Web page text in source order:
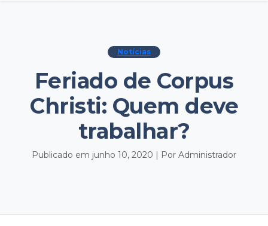
Notícias
Feriado de Corpus
Christi: Quem deve
trabalhar?
Publicado em junho 10, 2020 | Por Administrador